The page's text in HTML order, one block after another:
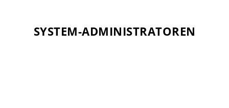
SYSTEM-ADMINISTRATOREN
SYSTEM-ADMINISTRATOREN